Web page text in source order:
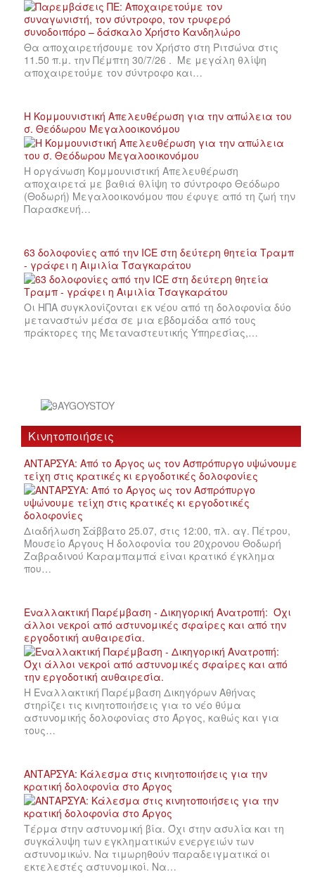
Θα αποχαιρετήσουμε τον Χρήστο στη Ριτσώνα στις
11.50 π.μ. την Πέμπτη 30/7/26 . Με μεγάλη θλίψη
αποχαιρετούμε τον σύντροφο και…
Η Κομμουνιστική Απελευθέρωση για την απώλεια του
σ. Θεόδωρου Μεγαλοοικονόμου
Η οργάνωση Κομμουνιστική Απελευθέρωση
αποχαιρετά με βαθιά θλίψη το σύντροφο Θεόδωρο
(Θοδωρή) Μεγαλοοικονόμου που έφυγε από τη ζωή την
Παρασκευή…
63 δολοφονίες από την ICE στη δεύτερη θητεία Τραμπ
- γράφει η Αιμιλία Τσαγκαράτου
Οι ΗΠΑ συγκλονίζονται εκ νέου από τη δολοφονία δύο
μεταναστών μέσα σε μια εβδομάδα από τους
πράκτορες της Μεταναστευτικής Υπηρεσίας,…
Κινητοποιήσεις
ΑΝΤΑΡΣΥΑ: Από το Άργος ως τον Ασπρόπυργο υψώνουμε
τείχη στις κρατικές κι εργοδοτικές δολοφονίες
Διαδήλωση Σάββατο 25.07, στις 12:00, πλ. αγ. Πέτρου,
Μουσείο Άργους Η δολοφονία του 20χρονου Θοδωρή
Ζαβραδινού Καραμπαμπά είναι κρατικό έγκλημα
που…
Εναλλακτική Παρέμβαση - Δικηγορική Ανατροπή: Όχι
άλλοι νεκροί από αστυνομικές σφαίρες και από την
εργοδοτική αυθαιρεσία.
Η Εναλλακτική Παρέμβαση Δικηγόρων Αθήνας
στηρίζει τις κινητοποιήσεις για το νέο θύμα
αστυνομικής δολοφονίας στο Άργος, καθώς και για
τους…
ΑΝΤΑΡΣΥΑ: Κάλεσμα στις κινητοποιήσεις για την
κρατική δολοφονία στο Άργος
Τέρμα στην αστυνομική βία. Όχι στην ασυλία και τη
συγκάλυψη των εγκληματικών ενεργειών των
αστυνομικών. Να τιμωρηθούν παραδειγματικά οι
εκτελεστές αστυνομικοί. Να…